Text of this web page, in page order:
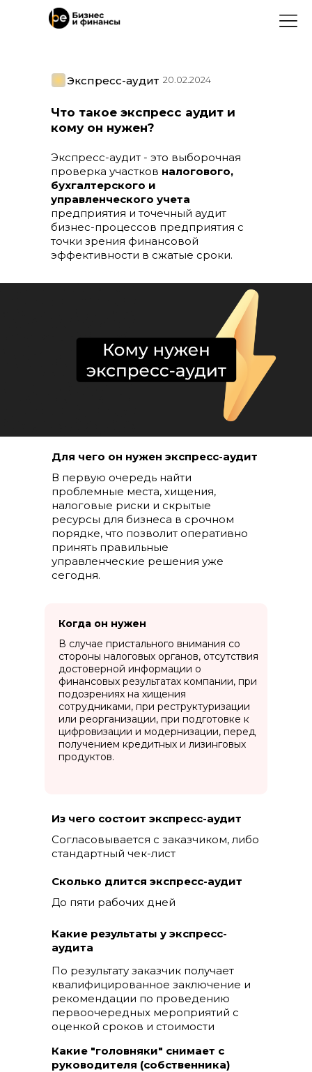
20.02.2024
Экспресс-аудит
Что такое экспресс аудит и
кому он нужен?
Экспресс-аудит - это выборочная
проверка участков налогового,
бухгалтерского и
управленческого учета
предприятия и точечный аудит
бизнес-процессов предприятия с
точки зрения финансовой
эффективности в сжатые сроки.
Для чего он нужен экспресс-аудит
В первую очередь найти
проблемные места, хищения,
налоговые риски и скрытые
ресурсы для бизнеса в срочном
порядке, что позволит оперативно
принять правильные
управленческие решения уже
сегодня.
Когда он нужен
В случае пристального внимания со
стороны налоговых органов, отсутствия
достоверной информации о
финансовых результатах компании, при
подозрениях на хищения
сотрудниками, при реструктуризации
или реорганизации, при подготовке к
цифровизации и модернизации, перед
получением кредитных и лизинговых
продуктов.
Согласовывается с заказчиком, либо
стандартный чек-лист
Из чего состоит экспресс-аудит
Сколько длится экспресс-аудит
До пяти рабочих дней
Какие результаты у экспресс-
аудита
По результату заказчик получает
квалифицированное заключение и
рекомендации по проведению
первоочередных мероприятий с
оценкой сроков и стоимости
Какие "головняки" снимает с
руководителя (собственника)